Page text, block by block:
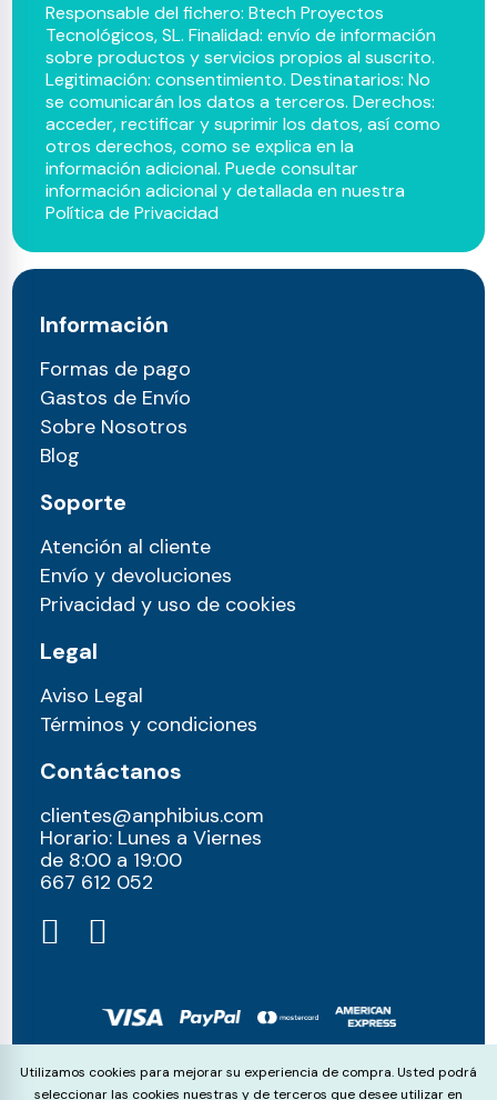
Responsable del fichero: Btech Proyectos
Tecnológicos, SL. Finalidad: envío de información
sobre productos y servicios propios al suscrito.
Legitimación: consentimiento. Destinatarios: No
se comunicarán los datos a terceros. Derechos:
acceder, rectificar y suprimir los datos, así como
otros derechos, como se explica en la
información adicional. Puede consultar
información adicional y detallada en nuestra
Política de Privacidad
Información
Formas de pago
Gastos de Envío
Sobre Nosotros
Blog
Soporte
Atención al cliente
Envío y devoluciones
Privacidad y uso de cookies
Legal
Aviso Legal
Términos y condiciones
Contáctanos
clientes@anphibius.com
Horario: Lunes a Viernes
de 8:00 a 19:00
667 612 052​
© anphibius, 2026
Pago 100% seguros con:
Cookie Consent
Utilizamos cookies para mejorar su experiencia de compra. Usted podrá
seleccionar las cookies nuestras y de terceros que desee utilizar en